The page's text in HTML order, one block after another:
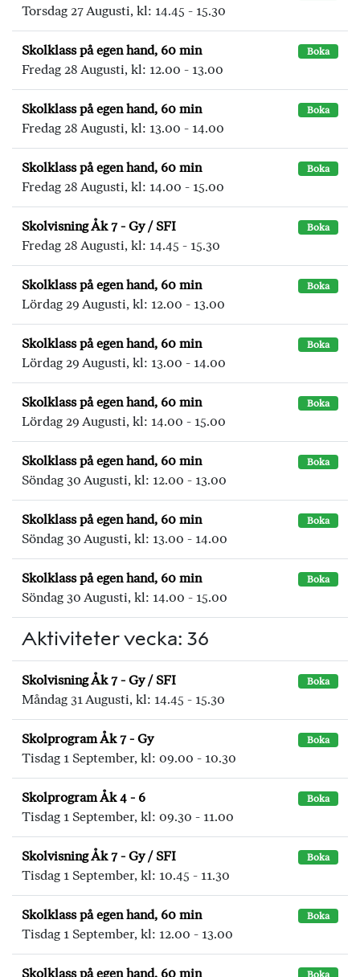
Torsdag 27 Augusti, kl: 14.45 - 15.30
Skolklass på egen hand, 60 min Boka
Fredag 28 Augusti, kl: 12.00 - 13.00
Skolklass på egen hand, 60 min Boka
Fredag 28 Augusti, kl: 13.00 - 14.00
Skolklass på egen hand, 60 min Boka
Fredag 28 Augusti, kl: 14.00 - 15.00
Skolvisning Åk 7 - Gy / SFI Boka
Fredag 28 Augusti, kl: 14.45 - 15.30
Skolklass på egen hand, 60 min Boka
Lördag 29 Augusti, kl: 12.00 - 13.00
Skolklass på egen hand, 60 min Boka
Lördag 29 Augusti, kl: 13.00 - 14.00
Skolklass på egen hand, 60 min Boka
Lördag 29 Augusti, kl: 14.00 - 15.00
Skolklass på egen hand, 60 min Boka
Söndag 30 Augusti, kl: 12.00 - 13.00
Skolklass på egen hand, 60 min Boka
Söndag 30 Augusti, kl: 13.00 - 14.00
Skolklass på egen hand, 60 min Boka
Söndag 30 Augusti, kl: 14.00 - 15.00
Aktiviteter vecka: 36
Skolvisning Åk 7 - Gy / SFI Boka
Måndag 31 Augusti, kl: 14.45 - 15.30
Skolprogram Åk 7 - Gy Boka
Tisdag 1 September, kl: 09.00 - 10.30
Skolprogram Åk 4 - 6 Boka
Tisdag 1 September, kl: 09.30 - 11.00
Skolvisning Åk 7 - Gy / SFI Boka
Tisdag 1 September, kl: 10.45 - 11.30
Skolklass på egen hand, 60 min Boka
Tisdag 1 September, kl: 12.00 - 13.00
Skolklass på egen hand, 60 min Boka